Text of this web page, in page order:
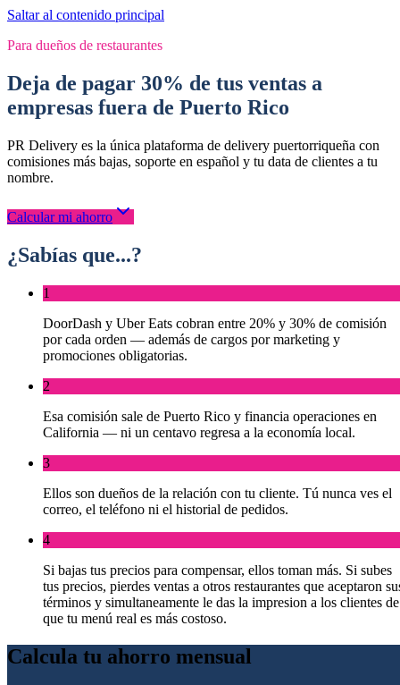
Saltar al contenido principal
Para dueños de restaurantes
Deja de pagar 30% de tus ventas a
empresas fuera de Puerto Rico
PR Delivery es la única plataforma de delivery puertorriqueña con
comisiones más bajas, soporte en español y tu data de clientes a tu
nombre.
Calcular mi ahorro
¿Sabías que...?
1
DoorDash y Uber Eats cobran entre 20% y 30% de comisión
por cada orden — además de cargos por marketing y
promociones obligatorias.
2
Esa comisión sale de Puerto Rico y financia operaciones en
California — ni un centavo regresa a la economía local.
3
Ellos son dueños de la relación con tu cliente. Tú nunca ves el
correo, el teléfono ni el historial de pedidos.
4
Si bajas tus precios para compensar, ellos toman más. Si subes
tus precios, pierdes ventas a otros restaurantes que aceptaron
términos y simultaneamente le das la impresion a los clientes de
que tu menú real es más costoso.
Calcula tu ahorro mensual